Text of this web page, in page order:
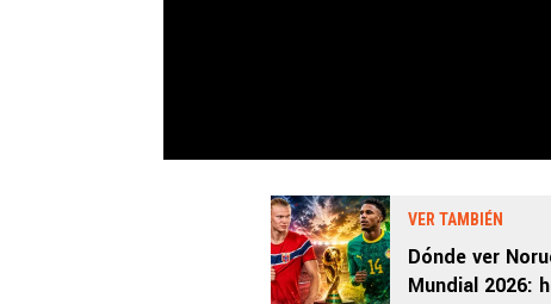
VER TAMBIÉN
Dónde ver
Mundial 2026: